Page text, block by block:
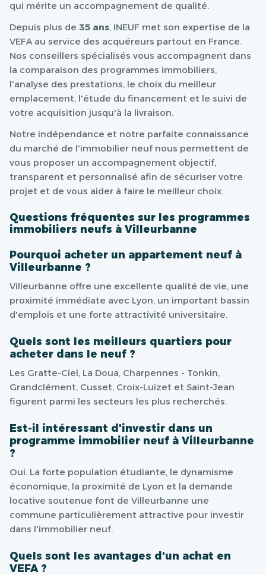
qui mérite un accompagnement de qualité.
Depuis plus de 35 ans, INEUF met son expertise de la
VEFA au service des acquéreurs partout en France.
Nos conseillers spécialisés vous accompagnent dans
la comparaison des programmes immobiliers,
l'analyse des prestations, le choix du meilleur
emplacement, l'étude du financement et le suivi de
votre acquisition jusqu'à la livraison.
Notre indépendance et notre parfaite connaissance
du marché de l'immobilier neuf nous permettent de
vous proposer un accompagnement objectif,
transparent et personnalisé afin de sécuriser votre
projet et de vous aider à faire le meilleur choix.
Questions fréquentes sur les programmes
immobiliers neufs à Villeurbanne
Pourquoi acheter un appartement neuf à
Villeurbanne ?
Villeurbanne offre une excellente qualité de vie, une
proximité immédiate avec Lyon, un important bassin
d'emplois et une forte attractivité universitaire.
Quels sont les meilleurs quartiers pour
acheter dans le neuf ?
Les Gratte-Ciel, La Doua, Charpennes - Tonkin,
Grandclément, Cusset, Croix-Luizet et Saint-Jean
figurent parmi les secteurs les plus recherchés.
Est-il intéressant d'investir dans un
programme immobilier neuf à Villeurbanne
?
Oui. La forte population étudiante, le dynamisme
économique, la proximité de Lyon et la demande
locative soutenue font de Villeurbanne une
commune particulièrement attractive pour investir
dans l'immobilier neuf.
Quels sont les avantages d'un achat en
VEFA ?